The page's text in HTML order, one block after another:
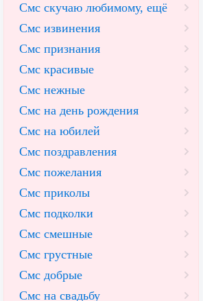
Смс скучаю любимому, ещё
Смс извинения
Смс признания
Смс красивые
Смс нежные
Смс на день рождения
Смс на юбилей
Смс поздравления
Смс пожелания
Смс приколы
Смс подколки
Смс смешные
Смс грустные
Смс добрые
Смс на свадьбу